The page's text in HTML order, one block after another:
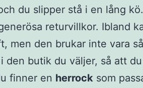
du slipper stå i en lång
returvillkor. Ibland
men den brukar inte vara
den butik du väljer, så att
finner en herrock som